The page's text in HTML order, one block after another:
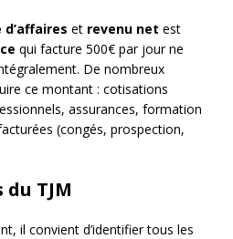
et revenu net est
qui facture 500€ par jour ne
De nombreux
ce montant : cotisations
assurances, formation
(congés, prospection,
TJM
il convient d’identifier tous les